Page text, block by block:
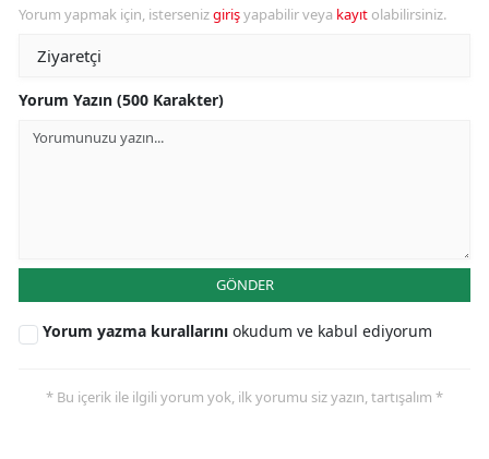
Yorum yapmak için, istersenizgirişyapabilir veya kayıt olabilirsiniz.
Yorum Yazın (500 Karakter)
GÖNDER
Yorum yazma kurallarını okudum ve kabul ediyorum
* Bu içerik ile ilgili yorum yok, ilk yorumu siz yazın, tartışalım *